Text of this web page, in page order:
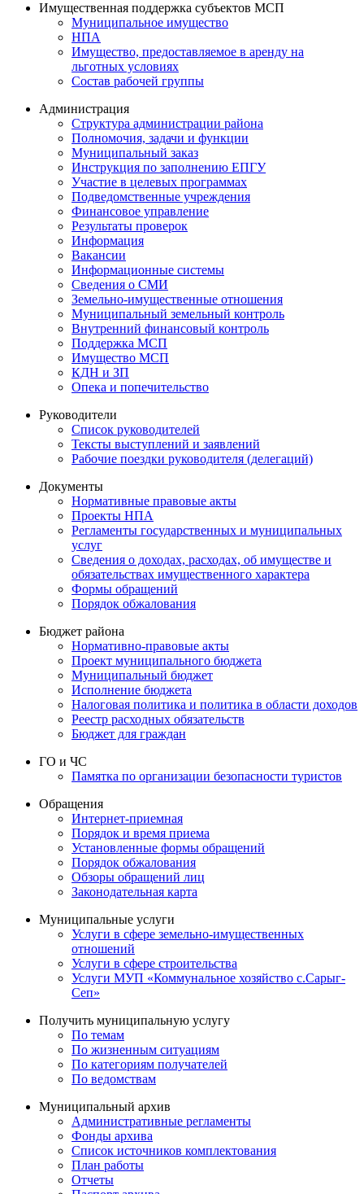
Имущественная поддержка субъектов МСП
Муниципальное имущество
НПА
Имущество, предоставляемое в аренду на
льготных условиях
Состав рабочей группы
Администрация
Структура администрации района
Полномочия, задачи и функции
Муниципальный заказ
Инструкция по заполнению ЕПГУ
Участие в целевых программах
Подведомственные учреждения
Финансовое управление
Результаты проверок
Информация
Вакансии
Информационные системы
Сведения о СМИ
Земельно-имущественные отношения
Муниципальный земельный контроль
Внутренний финансовый контроль
Поддержка МСП
Имущество МСП
КДН и ЗП
Опека и попечительство
Руководители
Список руководителей
Тексты выступлений и заявлений
Рабочие поездки руководителя (делегаций)
Документы
Нормативные правовые акты
Проекты НПА
Регламенты государственных и муниципальных
услуг
Сведения о доходах, расходах, об имуществе и
обязательствах имущественного характера
Формы обращений
Порядок обжалования
Бюджет района
Нормативно-правовые акты
Проект муниципального бюджета
Муниципальный бюджет
Исполнение бюджета
Налоговая политика и политика в области доходов
Реестр расходных обязательств
Бюджет для граждан
ГО и ЧС
Памятка по организации безопасности туристов
Обращения
Интернет-приемная
Порядок и время приема
Установленные формы обращений
Порядок обжалования
Обзоры обращений лиц
Законодательная карта
Муниципальные услуги
Услуги в сфере земельно-имущественных
отношений
Услуги в сфере строительства
Услуги МУП «Коммунальное хозяйство с.Сарыг-
Сеп»
Получить муниципальную услугу
По темам
По жизненным ситуациям
По категориям получателей
По ведомствам
Муниципальный архив
Административные регламенты
Фонды архива
Список источников комплектования
План работы
Отчеты